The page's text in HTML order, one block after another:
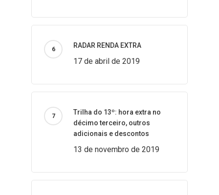
RADAR RENDA EXTRA
17 de abril de 2019
Trilha do 13º: hora extra no
décimo terceiro, outros
adicionais e descontos
13 de novembro de 2019